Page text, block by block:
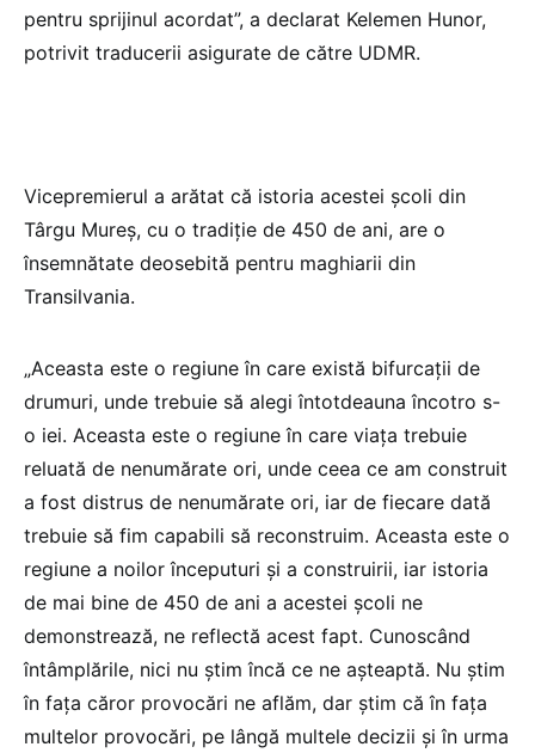
pentru sprijinul acordat”, a declarat Kelemen Hunor,
potrivit traducerii asigurate de către UDMR.
Vicepremierul a arătat că istoria acestei şcoli din
Târgu Mureş, cu o tradiţie de 450 de ani, are o
însemnătate deosebită pentru maghiarii din
Transilvania.
„Aceasta este o regiune în care există bifurcaţii de
drumuri, unde trebuie să alegi întotdeauna încotro s-
o iei. Aceasta este o regiune în care viaţa trebuie
reluată de nenumărate ori, unde ceea ce am construit
a fost distrus de nenumărate ori, iar de fiecare dată
trebuie să fim capabili să reconstruim. Aceasta este o
regiune a noilor începuturi şi a construirii, iar istoria
de mai bine de 450 de ani a acestei şcoli ne
demonstrează, ne reflectă acest fapt. Cunoscând
întâmplările, nici nu ştim încă ce ne aşteaptă. Nu ştim
în faţa căror provocări ne aflăm, dar ştim că în faţa
multelor provocări, pe lângă multele decizii şi în urma